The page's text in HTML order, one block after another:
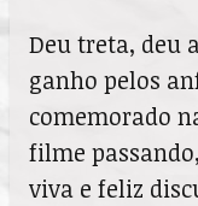
Deu treta, deu
ganho pelos
comemorado
filme
viva e feliz